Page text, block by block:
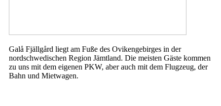
Galå Fjällgård liegt am Fuße des Ovikengebirges in der
nordschwedischen Region Jämtland. Die meisten Gäste kommen
zu uns mit dem eigenen PKW, aber auch mit dem Flugzeug, der
Bahn und Mietwagen.